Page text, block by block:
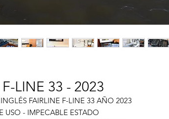
LINE 33 - 2023
FAIRLINE F-LINE 33 AÑO 2023
USO - IMPECABLE ESTADO